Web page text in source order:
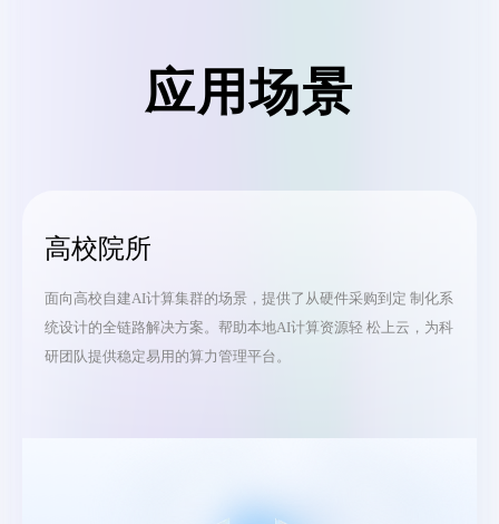
应用场景
高校院所
面向高校自建AI计算集群的场景，提供了从硬件采购到定 制化系
统设计的全链路解决方案。帮助本地AI计算资源轻 松上云，为科
研团队提供稳定易用的算力管理平台。